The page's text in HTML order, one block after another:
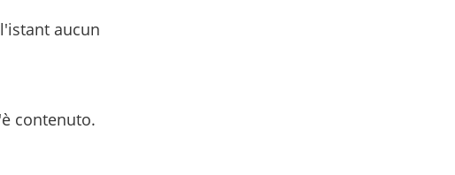
aucun
contenuto.